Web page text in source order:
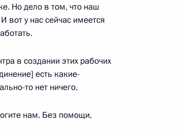
Но дело в том, что наш
у нас сейчас имеется
в создании этих рабочих
есть какие-
то нет ничего.
нам. Без помощи,